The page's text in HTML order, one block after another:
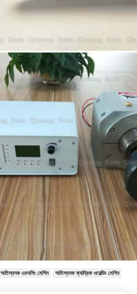
অতিস্বনক এমবসিং মেশিন অতিস্বনক ফ্যাব্রিক ওয়েল্ডিং মেশিন